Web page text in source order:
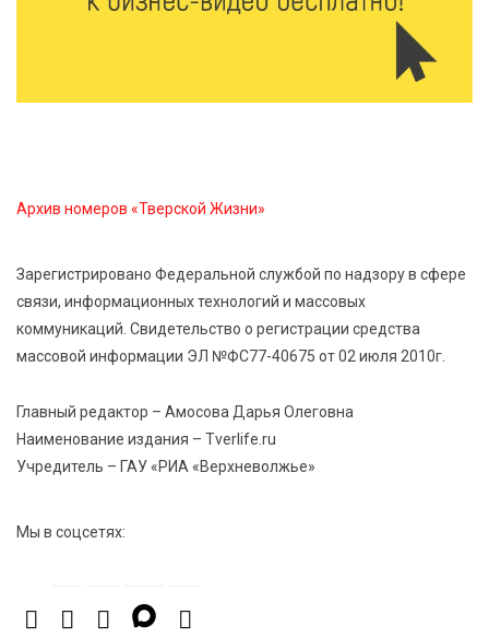
необычная лекция об истории танцевальной
Завершается обустройство трассы
Тверской области
5 Авг 2026 16:32 407
«Зарядка со стражем порядка»: как в Нелидово
5 Авг 2026 16:16 111
21 компания Верхневолжья получила статус
Архив номеров «Тверской Жизни»
Зарегистрировано Федеральной службой по надзору в сфере
связи, информационных технологий и массовых
коммуникаций. Свидетельство о регистрации средства
массовой информации ЭЛ №ФС77-40675 от 02 июля 2010г.
Главный редактор – Амосова Дарья Олеговна
Наименование издания – Tverlife.ru
Учредитель – ГАУ «РИА «Верхневолжье»
Мы в соцсетях: